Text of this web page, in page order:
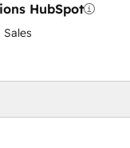
HubSpot